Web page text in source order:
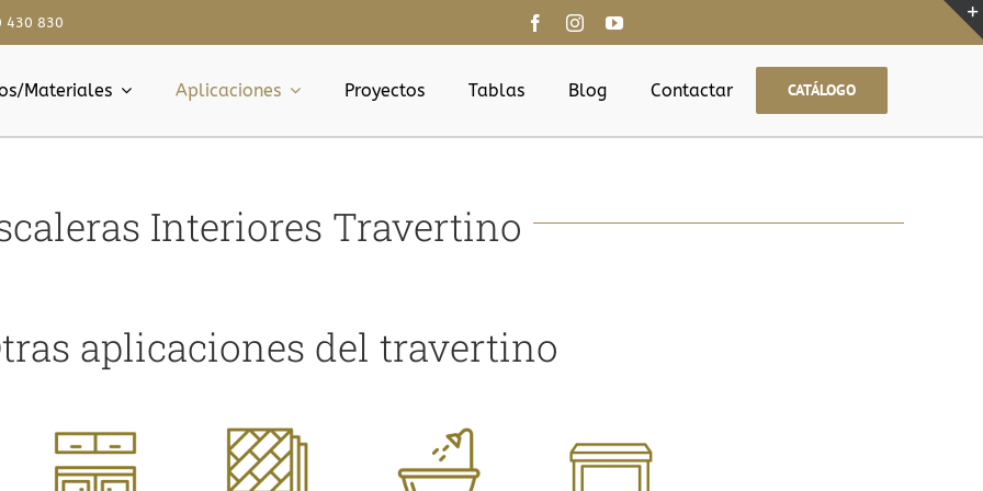
430 830
Materiales Aplicaciones Proyectos Tablas Blog Contactar CATÁLOGO
Interiores Travertino
aplicaciones del travertino